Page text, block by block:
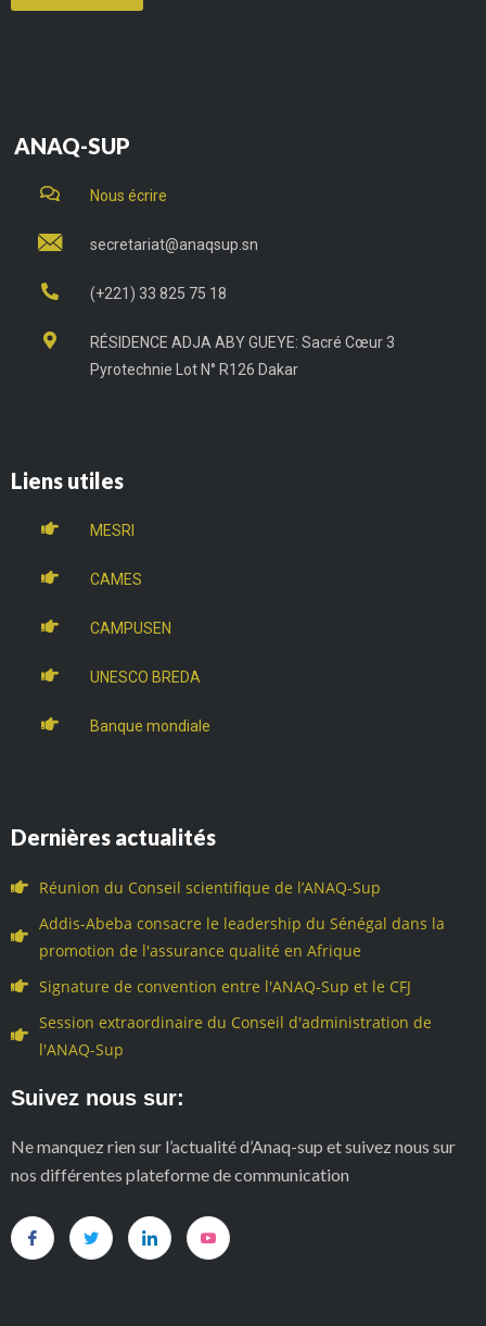
ANAQ-SUP
Nous écrire
secretariat@anaqsup.sn
(+221) 33 825 75 18
RÉSIDENCE ADJA ABY GUEYE: Sacré Cœur 3
Pyrotechnie Lot N° R126 Dakar
Liens utiles
MESRI
CAMES
CAMPUSEN
UNESCO BREDA
Banque mondiale
Dernières actualités
Réunion du Conseil scientifique de l’ANAQ-Sup
Addis-Abeba consacre le leadership du Sénégal dans la
promotion de l'assurance qualité en Afrique
Signature de convention entre l'ANAQ-Sup et le CFJ
Session extraordinaire du Conseil d'administration de
l'ANAQ-Sup
Suivez nous sur:
Ne manquez rien sur l’actualité d’Anaq-sup et suivez nous sur
nos différentes plateforme de communication